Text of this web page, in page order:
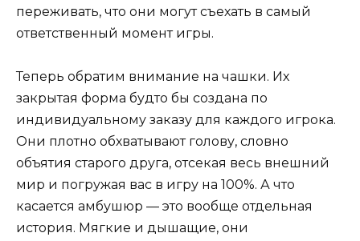
переживать, что они могут съехать в самый
ответственный момент игры.
Теперь обратим внимание на чашки. Их
закрытая форма будто бы создана по
индивидуальному заказу для каждого игрока.
Они плотно обхватывают голову, словно
объятия старого друга, отсекая весь внешний
мир и погружая вас в игру на 100%. А что
касается амбушюр — это вообще отдельная
история. Мягкие и дышащие, они